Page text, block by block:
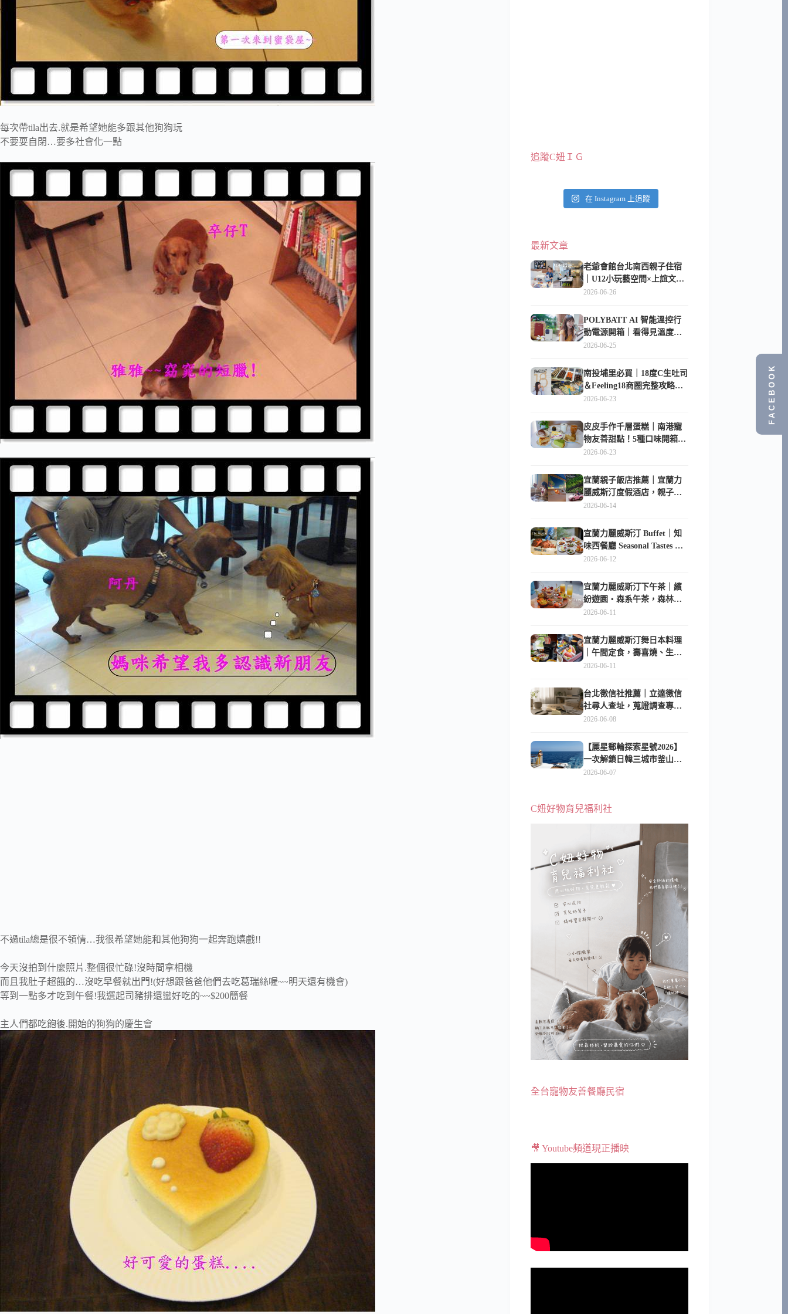
每次帶tila出去.就是希望她能多跟其他狗狗玩
不要耍自閉…要多社會化一點
不過tila總是很不領情…我很希望她能和其他狗狗一起奔跑嬉戲!!
今天沒拍到什麼照片.整個很忙碌!沒時間拿相機
而且我肚子超餓的…沒吃早餐就出門!(好想跟爸爸他們去吃葛瑞絲喔~~明天還有機會)
等到一點多才吃到午餐!我選起司豬排還蠻好吃的~~$200簡餐
主人們都吃飽後.開始的狗狗的慶生會
追蹤C妞ＩＧ
在 Instagram 上追蹤
最新文章
老爺會館台北南西親子住宿
｜U12小玩藝空間×上誼文
化，暑假帶孩子這樣玩
2026-06-26
POLYBATT AI 智能溫控行
動電源開箱｜看得見溫度與
電量，外出更安心的
2026-06-25
南投埔里必買｜18度C生吐司
＆Feeling18商圈完整攻略，
在地人帶路這樣逛
2026-06-23
皮皮手作千層蛋糕｜南港寵
物友善甜點！5種口味開箱，
比Lady M便宜一半的台北隱
2026-06-23
宜蘭親子飯店推薦｜宜蘭力
麗威斯汀度假酒店，親子
房、Buffet、泳池、兒童俱樂
2026-06-14
宜蘭力麗威斯汀 Buffet｜知
味西餐廳 Seasonal Tastes 晚
餐早餐吃什麼？
2026-06-12
宜蘭力麗威斯汀下午茶｜繽
紛遊園・森系午茶，森林系
甜點超好拍
2026-06-11
宜蘭力麗威斯汀舞日本料理
｜午間定食，壽喜燒、生魚
片與日式包廂空間
2026-06-11
台北徵信社推薦｜立達徵信
社尋人查址，蒐證調查專家
陪你找回失聯的家人
2026-06-08
【麗星郵輪探索星號2026】
一次解鎖日韓三城市釜山、
長崎、那霸｜餐點升級、表
2026-06-07
C妞好物育兒福利社
全台寵物友善餐廳民宿
🎥 Youtube頻道現正播映
FACEBOOK